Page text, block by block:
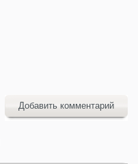
Добавить комментарий